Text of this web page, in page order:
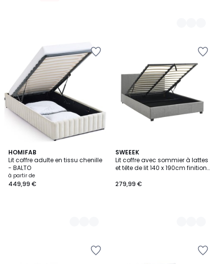
HOMIFAB
Lit coffre adulte en tissu chenille
- BALTO
à partir de
449,99 €
2
Couleurs
SWEEEK
Lit coffre avec sommier à lattes
et tête de lit 140 x 190cm finition
279,99 €
2
Couleurs